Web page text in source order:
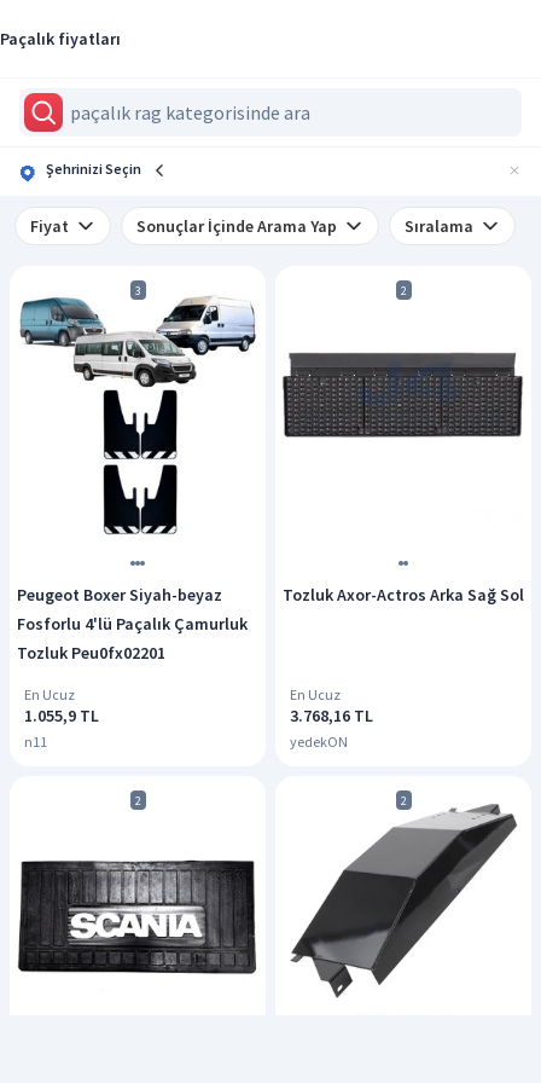
Paçalık fiyatları
Şehrinizi Seçin
Fiyat Sonuçlar İçinde Arama Yap Sıralama
3
Peugeot Boxer Siyah-beyaz
Fosforlu 4'lü Paçalık Çamurluk
Tozluk Peu0fx02201
En Ucuz
1.055,9 TL
n11
2
Tozluk Axor-Actros Arka Sağ Sol
En Ucuz
3.768,16 TL
yedekON
2 2